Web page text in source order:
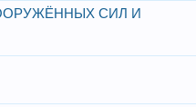
СИЛ И